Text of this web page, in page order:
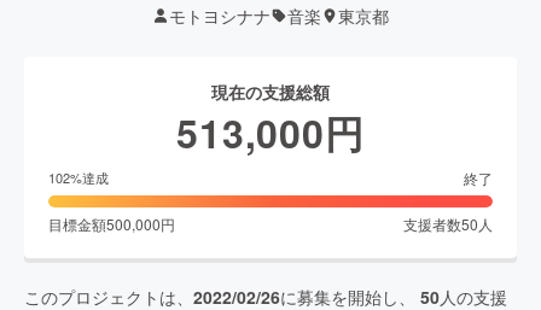
モトヨシナナ 音楽 東京都
現在の支援総額
513,000円
102%達成 終了
目標金額500,000円 支援者数50 人
このプロジェクトは、 2022/02/26に募集を開始し、 50人の支援